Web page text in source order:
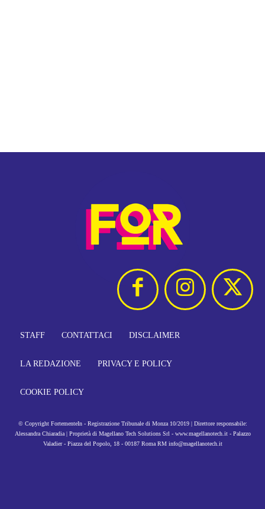
STAFF CONTATTACI DISCLAIMER
LA REDAZIONE PRIVACY E POLICY
COOKIE POLICY
© Copyright FortementeIn - Registrazione Tribunale di Monza 10/2019 | Direttore responsabile:
Alessandra Chiaradia | Proprietà di Magellano Tech Solutions Srl - www.magellanotech.it - Palazzo
Valadier - Piazza del Popolo, 18 - 00187 Roma RM info@magellanotech.it